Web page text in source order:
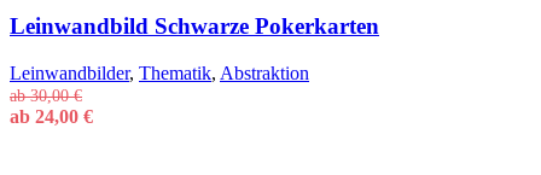
Leinwandbild Schwarze Pokerkarten
Leinwandbilder, Thematik, Abstraktion
ab30,00€
ab 24,00 €